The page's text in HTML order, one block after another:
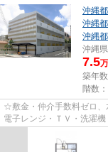
沖縄
沖縄
沖縄
沖縄県
7.5
築年
階数
☆敷金・仲介手数料ゼロ
電子レンジ・ＴＶ・洗濯